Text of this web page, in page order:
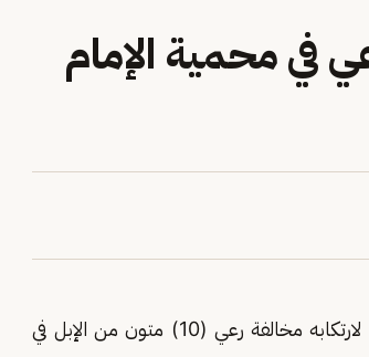
في محمية الإمام
مواطنًا مخالفًا لنظام البيئة، لارتكابه مخالفة رعي (10) متون من الإبل في